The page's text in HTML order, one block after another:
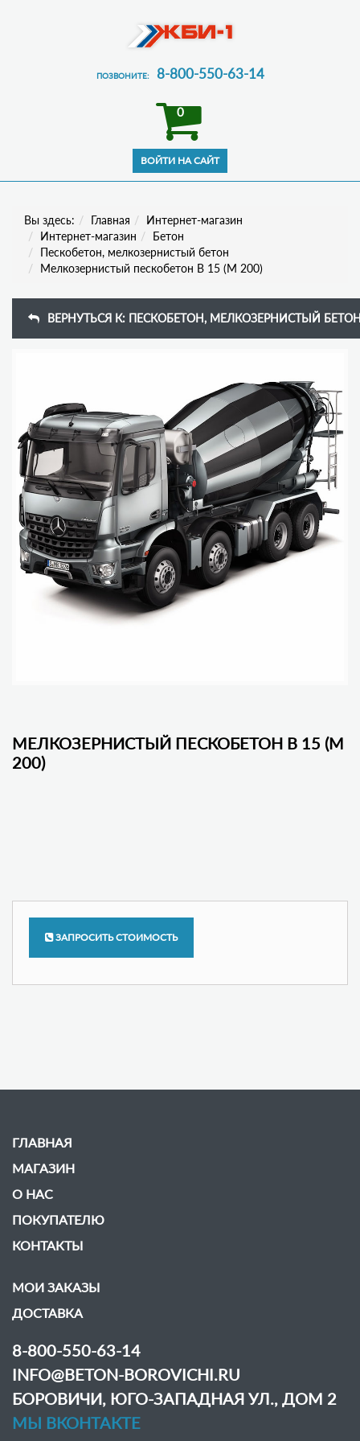
ПОЗВОНИТЕ: 8-800-550-63-14
0
Вы здесь: Главная
Интернет-магазин
Интернет-магазин
Бетон
Пескобетон, мелкозернистый бетон
Мелкозернистый пескобетон В 15 (М 200)
ВЕРНУТЬСЯ К: ПЕСКОБЕТОН, МЕЛКОЗЕРНИСТЫЙ
МЕЛКОЗЕРНИСТЫЙ ПЕСКОБЕТОН В 15 (М
200)
ЗАПРОСИТЬ СТОИМОСТЬ
ГЛАВНАЯ
МАГАЗИН
О НАС
ПОКУПАТЕЛЮ
КОНТАКТЫ
МОИ ЗАКАЗЫ
ДОСТАВКА
8-800-550-63-14
INFO@BETON-BOROVICHI.RU
БОРОВИЧИ, ЮГО-ЗАПАДНАЯ УЛ., ДОМ 2
МЫ ВКОНТАКТЕ